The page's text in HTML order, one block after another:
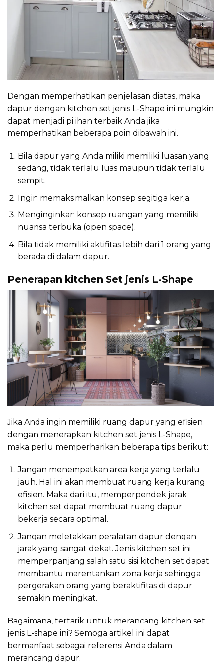
Dengan memperhatikan penjelasan diatas, maka
dapur dengan kitchen set jenis L-Shape ini mungkin
dapat menjadi pilihan terbaik Anda jika
memperhatikan beberapa poin dibawah ini.
Bila dapur yang Anda miliki memiliki luasan yang
sedang, tidak terlalu luas maupun tidak terlalu
sempit.
Ingin memaksimalkan konsep segitiga kerja.
Menginginkan konsep ruangan yang memiliki
nuansa terbuka (open space).
Bila tidak memiliki aktifitas lebih dari 1 orang yang
berada di dalam dapur.
Penerapan kitchen Set jenis L-Shape
Jika Anda ingin memiliki ruang dapur yang efisien
dengan menerapkan kitchen set jenis L-Shape,
maka perlu memperharikan beberapa tips berikut:
Jangan menempatkan area kerja yang terlalu
jauh. Hal ini akan membuat ruang kerja kurang
efisien. Maka dari itu, memperpendek jarak
kitchen set dapat membuat ruang dapur
bekerja secara optimal.
Jangan meletakkan peralatan dapur dengan
jarak yang sangat dekat. Jenis kitchen set ini
memperpanjang salah satu sisi kitchen set dapat
membantu merentankan zona kerja sehingga
pergerakan orang yang beraktifitas di dapur
semakin meningkat.
Bagaimana, tertarik untuk merancang kitchen set
jenis L-shape ini? Semoga artikel ini dapat
bermanfaat sebagai referensi Anda dalam
merancang dapur.